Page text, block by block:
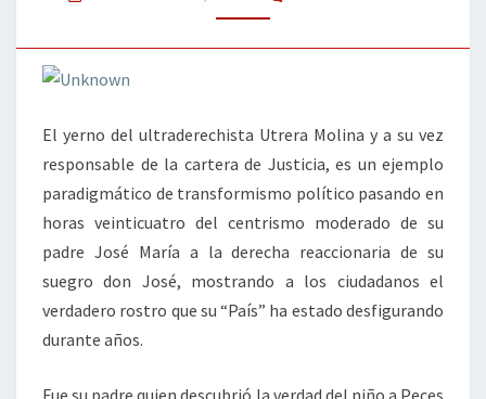
DOLOR
El yerno del ultraderechista Utrera Molina y a su vez
responsable de la cartera de Justicia, es un ejemplo
paradigmático de transformismo político pasando en
horas veinticuatro del centrismo moderado de su
padre José María a la derecha reaccionaria de su
suegro don José, mostrando a los ciudadanos el
verdadero rostro que su “País” ha estado desfigurando
durante años.
Fue su padre quien descubrió la verdad del niño a Peces